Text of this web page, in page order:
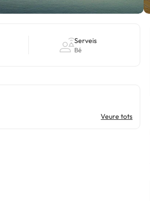
Serveis
Bé
Veure tots